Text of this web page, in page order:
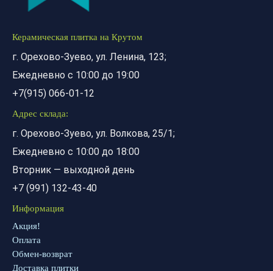
Керамическая плитка на Крутом
г. Орехово-Зуево, ул. Ленина, 123;
Ежедневно с 10:00 до 19:00
+7(915) 066-01-12
Адрес склада:
г. Орехово-Зуево, ул. Волкова, 25/1;
Ежедневно с 10:00 до 18:00
Вторник — выходной день
+7 (991) 132-43-40
Информация
Акция!
Оплата
Обмен-возврат
Доставка плитки